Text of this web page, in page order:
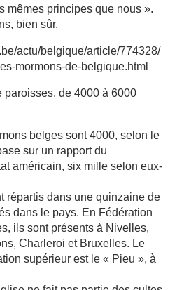
mêmes principes que nous ».
bien sûr.
actu/belgique/article/774328/
mormons-de-belgique.html
paroisses, de 4000 à 6000
belges sont 4000, selon le
sur un rapport du
américain, six mille selon eux-
répartis dans une quinzaine de
dans le pays. En Fédération
ils sont présents à Nivelles,
Charleroi et Bruxelles. Le
supérieur est le « Pieu », à